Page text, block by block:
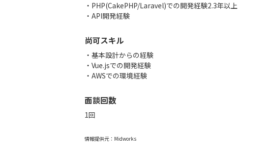
・PHP(CakePHP/Laravel)での開発経験2.3年以上
・API開発経験
尚可スキル
・基本設計からの経験
・Vue.jsでの開発経験
・AWSでの環境経験
面談回数
1回
情報提供元： Midworks